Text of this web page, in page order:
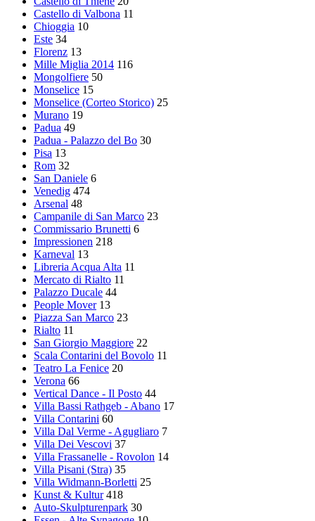
Castello di Valbona 11
Chioggia 10
Este 34
Florenz 13
Mille Miglia 2014 116
Mongolfiere 50
Monselice 15
Monselice (Corteo Storico) 25
Murano 19
Padua 49
Padua - Palazzo del Bo 30
Pisa 13
Rom 32
San Daniele 6
Venedig 474
Arsenal 48
Campanile di San Marco 23
Commissario Brunetti 6
Impressionen 218
Karneval 13
Libreria Acqua Alta 11
Mercato di Rialto 11
Palazzo Ducale 44
People Mover 13
Piazza San Marco 23
Rialto 11
San Giorgio Maggiore 22
Scala Contarini del Bovolo 11
Teatro La Fenice 20
Verona 66
Vertical Dance - Il Posto 44
Villa Bassi Rathgeb - Abano 17
Villa Contarini 60
Villa Dal Verme - Agugliaro 7
Villa Dei Vescovi 37
Villa Frassanelle - Rovolon 14
Villa Pisani (Stra) 35
Villa Widmann-Borletti 25
Kunst & Kultur 418
Auto-Skulpturenpark 30